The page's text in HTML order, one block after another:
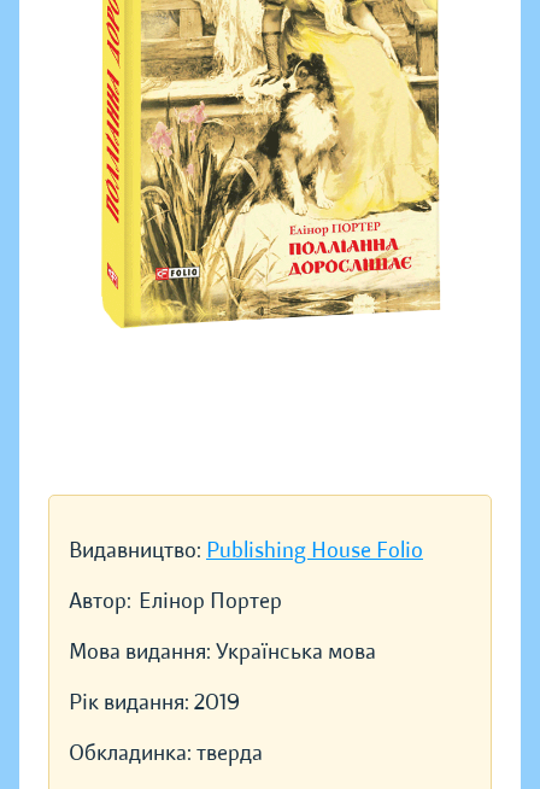
Видавництво: Publishing House Folio
Автор: Елінор Портер
Мова видання: Українська мова
Рік видання: 2019
Обкладинка: тверда